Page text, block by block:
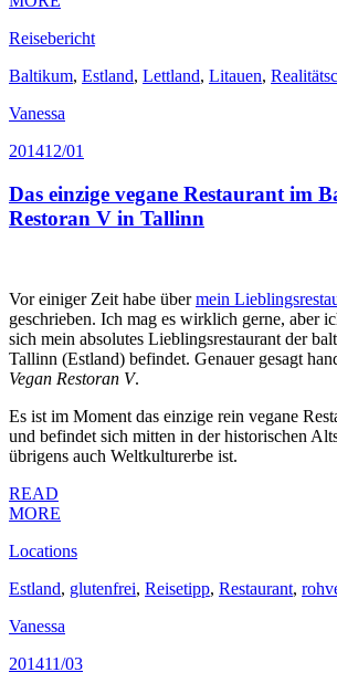
Reisebericht
Baltikum, Estland, Lettland, Litauen,
Vanessa
201412/01
Das einzige vegane Restaurant im
Restoran V in Tallinn
Vor einiger Zeit habe übermein
geschrieben. Ich mag es wirklich gerne, aber
sich mein absolutes Lieblingsrestaurant der
Tallinn (Estland) befindet. Genauer gesagt
Vegan Restoran V.
Es ist im Moment das einzige rein vegane
und befindet sich mitten in der historischen
übrigens auch Weltkulturerbe ist.
READ
MORE
Locations
Estland, glutenfrei, Reisetipp, Restaurant,
Vanessa
201411/03